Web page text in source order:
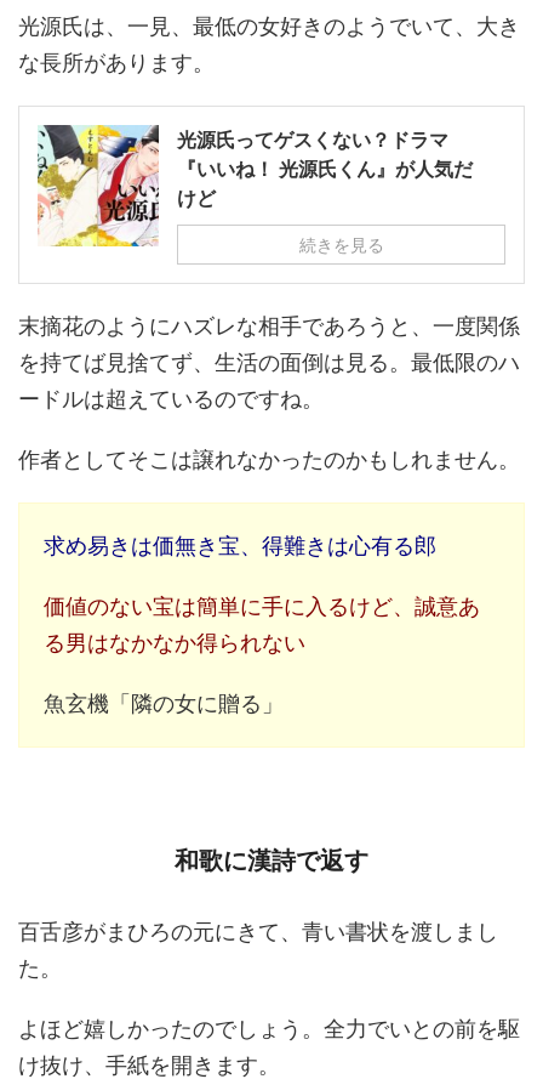
光源氏は、一見、最低の女好きのようでいて、大き
な長所があります。
光源氏ってゲスくない？ドラマ
『いいね！ 光源氏くん』が人気だ
けど
続きを見る
末摘花のようにハズレな相手であろうと、一度関係
を持てば見捨てず、生活の面倒は見る。最低限のハ
ードルは超えているのですね。
作者としてそこは譲れなかったのかもしれません。
求め易きは価無き宝、得難きは心有る郎
価値のない宝は簡単に手に入るけど、誠意あ
る男はなかなか得られない
魚玄機「隣の女に贈る」
和歌に漢詩で返す
百舌彦がまひろの元にきて、青い書状を渡しまし
た。
よほど嬉しかったのでしょう。全力でいとの前を駆
け抜け、手紙を開きます。